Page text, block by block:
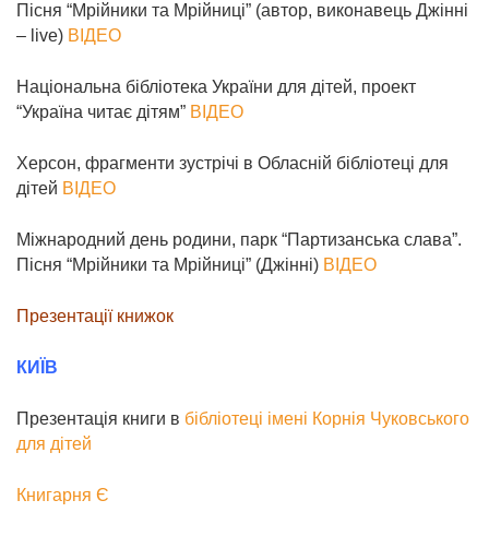
Пісня “Мрійники та Мрійниці” (автор, виконавець Джінні
– live) ВІДЕО
Національна бібліотека України для дітей, проект
“Україна читає дітям” ВІДЕО
Херсон, фрагменти зустрічі в Обласній бібліотеці для
дітей ВІДЕО
Міжнародний день родини, парк “Партизанська слава”.
Пісня “Мрійники та Мрійниці” (Джінні) ВІДЕО
Презентації книжок
КИЇВ
Презентація книги в бібліотеці імені Корнія Чуковського
для дітей
Книгарня Є